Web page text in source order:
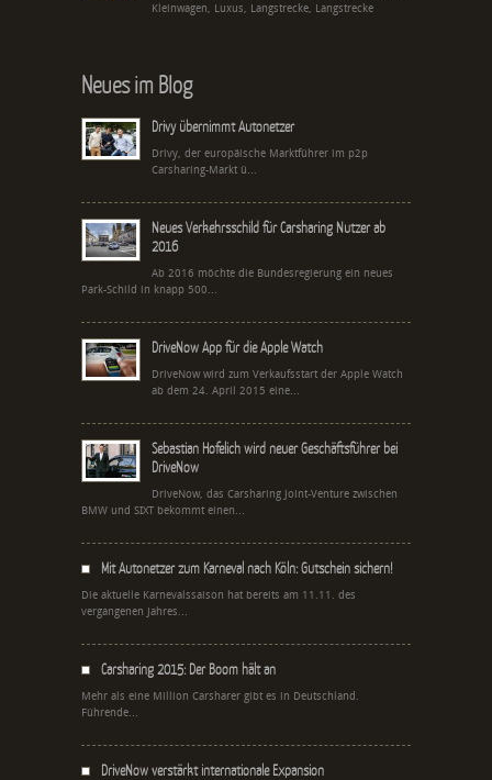
Kleinwagen, Luxus, Langstrecke, Langstrecke
Neues im Blog
Drivy übernimmt Autonetzer
Drivy, der europäische Marktführer im p2p
Carsharing-Markt ü...
Neues Verkehrsschild für Carsharing Nutzer ab
2016
Ab 2016 möchte die Bundesregierung ein neues
Park-Schild in knapp 500...
DriveNow App für die Apple Watch
DriveNow wird zum Verkaufsstart der Apple Watch
ab dem 24. April 2015 eine...
Sebastian Hofelich wird neuer Geschäftsführer bei
DriveNow
DriveNow, das Carsharing Joint-Venture zwischen
BMW und SIXT bekommt einen...
Mit Autonetzer zum Karneval nach Köln: Gutschein sichern!
Die aktuelle Karnevalssaison hat bereits am 11.11. des
vergangenen Jahres...
Carsharing 2015: Der Boom hält an
Mehr als eine Million Carsharer gibt es in Deutschland.
Führende...
DriveNow verstärkt internationale Expansion